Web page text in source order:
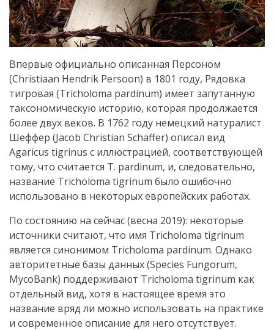
Впервые официально описанная Персоном
(Christiaan Hendrik Persoon) в 1801 году, Рядовка
тигровая (Tricholoma pardinum) имеет запутанную
таксономическую историю, которая продолжается
более двух веков. В 1762 году немецкий натуралист
Шеффер (Jacob Christian Schäffer) описал вид
Agaricus tigrinus с иллюстрацией, соответствующей
тому, что считается T. pardinum, и, следовательно,
название Tricholoma tigrinum было ошибочно
использовано в некоторых европейских работах.
По состоянию на сейчас (весна 2019): некоторые
источники считают, что имя Tricholoma tigrinum
является синонимом Tricholoma pardinum. Однако
авторитетные базы данных (Species Fungorum,
MycoBank) поддерживают Tricholoma tigrinum как
отдельный вид, хотя в настоящее время это
название вряд ли можно использовать на практике
и современное описание для него отсутствует.